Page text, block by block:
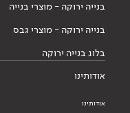
בנייה ירוקה - מוצרי בנייה
בנייה ירוקה - מוצרי גבס
בלוג בנייה ירוקה
אודותינו
אודותינו